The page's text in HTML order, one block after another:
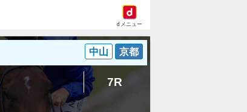
dメニュー
中山 京都
7R